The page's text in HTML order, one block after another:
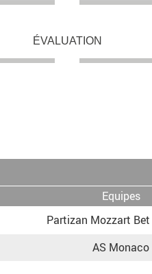
ÉVALUATION
Equipes
Partizan Mozzart Bet
AS Monaco